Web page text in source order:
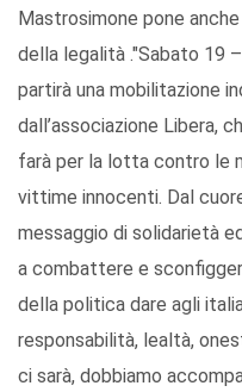
Mastrosimone pone
della legalità ."Sabato 19
partirà una mobilitazione
dall’associazione Libera,
farà per la lotta contro le
vittime innocenti. Dal
messaggio di solidarietà
a combattere e
della politica dare agli
responsabilità, lealtà,
ci sarà, dobbiamo